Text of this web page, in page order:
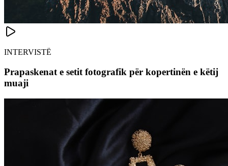
INTERVISTË
Prapaskenat e setit fotografik për kopertinën e këtij
muaji